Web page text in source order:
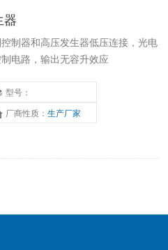
器
制器和高压发生器低压连接，光电
电路，输出无容升效应
型号：
厂商性质： 生产厂家